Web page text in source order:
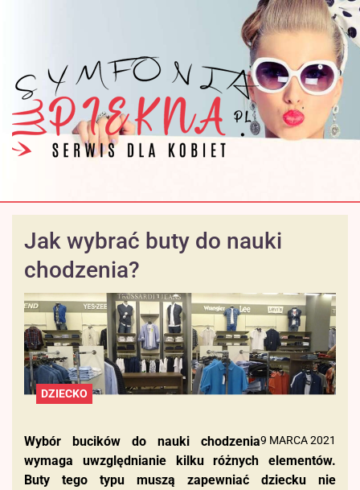
Jak wybrać buty do nauki
chodzenia?
DZIECKO
9 MARCA 2021
Wybór bucików do nauki chodzenia
wymaga uwzględnianie kilku różnych elementów.
Buty tego typu muszą zapewniać dziecku nie